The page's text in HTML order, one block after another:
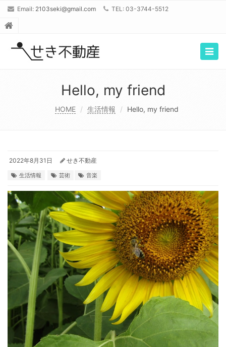
Email: 2103seki@gmail.com TEL: 03-3744-5512
Hello, my friend
HOME 生活情報 Hello, my friend
2022年8月31日 せき不動産
生活情報 芸術 音楽